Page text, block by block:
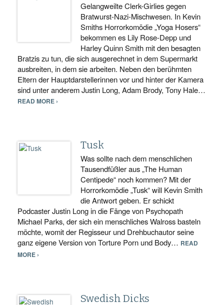
Gelangweilte Clerk-Girlies gegen
Bratwurst-Nazi-Mischwesen. In Kevin
Smiths Horrorkomödie „Yoga Hosers“
bekommen es Lily Rose-Depp und
Harley Quinn Smith mit den besagten
Bratzis zu tun, die sich ausgerechnet in dem Supermarkt
ausbreiten, in dem sie arbeiten. Neben den berühmten
Eltern der Hauptdarstellerinnen vor und hinter der Kamera
sind unter anderem Justin Long, Adam Brody, Tony Hale…
READ MORE ›
Tusk
Was sollte nach dem menschlichen
Tausendfüßler aus „The Human
Centipede“ noch kommen? Mit der
Horrorkomödie „Tusk“ will Kevin Smith
die Antwort geben. Er schickt
Podcaster Justin Long in die Fänge von Psychopath
Michael Parks, der sich ein menschliches Walross basteln
möchte, womit der Regisseur und Drehbuchautor seine
ganz eigene Version von Torture Porn und Body… READ
MORE ›
Swedish Dicks